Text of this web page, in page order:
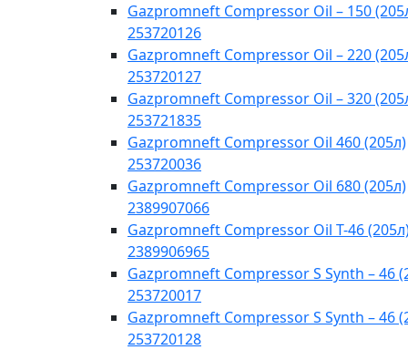
Gazpromneft Compressor Oil – 150
253720126
Gazpromneft Compressor Oil – 220
253720127
Gazpromneft Compressor Oil – 320
253721835
Gazpromneft Compressor Oil 460 (205л)
253720036
Gazpromneft Compressor Oil 680 (205л)
2389907066
Gazpromneft Compressor Oil T-46
2389906965
Gazpromneft Compressor S Synth – 46
253720017
Gazpromneft Compressor S Synth – 46
253720128